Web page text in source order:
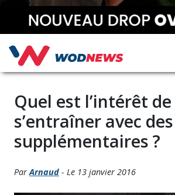
Quel est l’intérêt de
s’entraîner avec
supplémentaires ?
ParArnaud - Le 13 janvier 2016